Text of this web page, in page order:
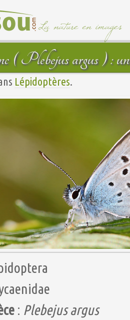
( Plebejus argus ) : un
Lépidoptères.
: Plebejus argus